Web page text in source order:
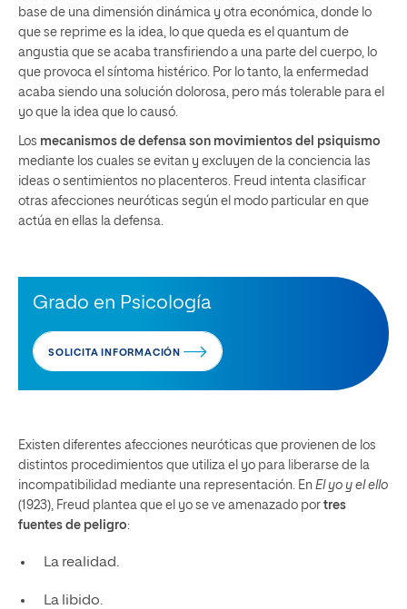
base de una dimensión dinámica y otra económica, donde lo
que se reprime es la idea, lo que queda es el quantum de
angustia que se acaba transfiriendo a una parte del cuerpo, lo
que provoca el síntoma histérico. Por lo tanto, la enfermedad
acaba siendo una solución dolorosa, pero más tolerable para el
yo que la idea que lo causó.
Los mecanismos de defensa son movimientos del psiquismo
mediante los cuales se evitan y excluyen de la conciencia las
ideas o sentimientos no placenteros. Freud intenta clasificar
otras afecciones neuróticas según el modo particular en que
actúa en ellas la defensa.
Grado en Psicología
SOLICITA INFORMACIÓN
Existen diferentes afecciones neuróticas que provienen de los
distintos procedimientos que utiliza el yo para liberarse de la
incompatibilidad mediante una representación. En El yo y el ello
(1923), Freud plantea que el yo se ve amenazado por tres
fuentes de peligro:
La realidad.
La libido.